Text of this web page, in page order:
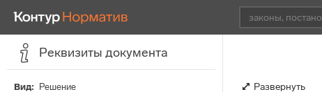
Реквизиты документа
Вид
Решение
Развернуть